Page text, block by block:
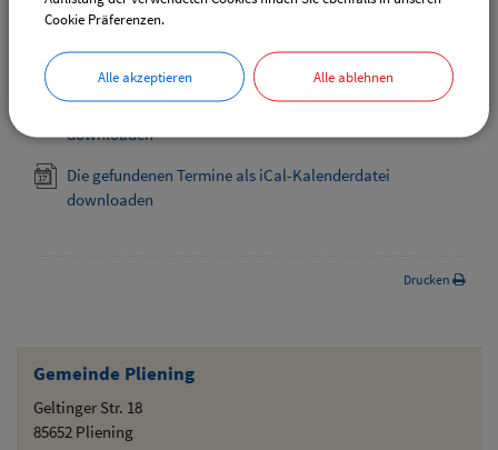
Gemeinde Pliening
Geltinger Str. 18
85652 Pliening
Leute an.
Downloads
Die gefundenen Termine als VCS-Kalenderdatei
downloaden
Die gefundenen Termine als iCal-Kalenderdatei
downloaden
Drucken
Cookie Präferenzen.
Alle akzeptieren Alle ablehnen